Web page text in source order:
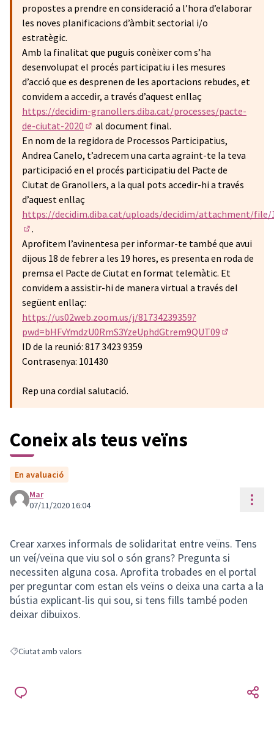
propostes a prendre en consideració a l’hora d’elaborar
les noves planificacions d’àmbit sectorial i/o
estratègic.
Amb la finalitat que puguis conèixer com s’ha
desenvolupat el procés participatiu i les mesures
d’acció que es desprenen de les aportacions rebudes, et
convidem a accedir, a través d’aquest enllaç
https://decidim-granollers.diba.cat/processes/pacte-
de-ciutat-2020
(Enllaç extern)
al document final.
En nom de la regidora de Processos Participatius,
Andrea Canelo, t’adrecem una carta agraint-te la teva
participació en el procés participatiu del Pacte de
Ciutat de Granollers, a la qual pots accedir-hi a través
d’aquest enllaç
https://decidim.diba.cat/uploads/decidim/attachment/file/
(Enllaç extern)
.
Aprofitem l’avinentesa per informar-te també que avui
dijous 18 de febrer a les 19 hores, es presenta en roda de
premsa el Pacte de Ciutat en format telemàtic. Et
convidem a assistir-hi de manera virtual a través del
següent enllaç:
https://us02web.zoom.us/j/81734239359?
pwd=bHFvYmdzU0RmS3YzeUphdGtrem9QUT09
ID de la reunió: 817 3423 9359
Contrasenya: 101430
Rep una cordial salutació.
Coneix als teus veïns
En avaluació
Mar
07/11/2020 16:04
Crear xarxes informals de solidaritat entre veïns. Tens
un veí/veïna que viu sol o són grans? Pregunta si
necessiten alguna cosa. Aprofita trobades en el portal
per preguntar com estan els veïns o deixa una carta a la
bústia explicant-lis qui sou, si tens fills també poden
deixar dibuixos.
Resultats en filtrar per: Ciutat amb valors
Ciutat amb valors